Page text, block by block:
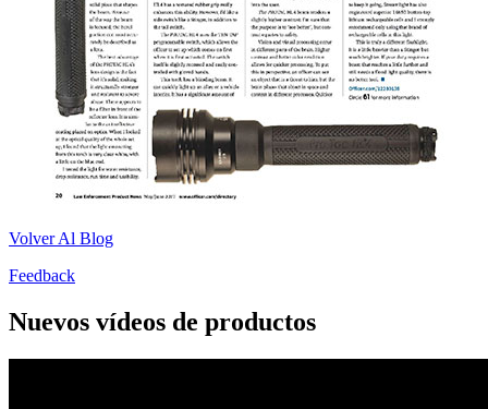
Volver Al Blog
Feedback
Nuevos vídeos de productos